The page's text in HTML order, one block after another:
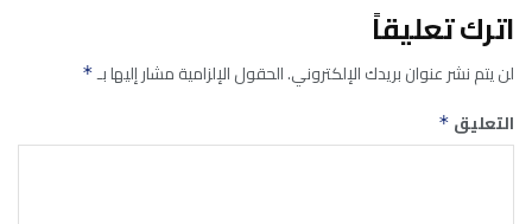
اترك تعليقاً
لن يتم نشر عنوان بريدك الإلكتروني.الحقول الإلزامية مشار إليها بـ*
التعليق *